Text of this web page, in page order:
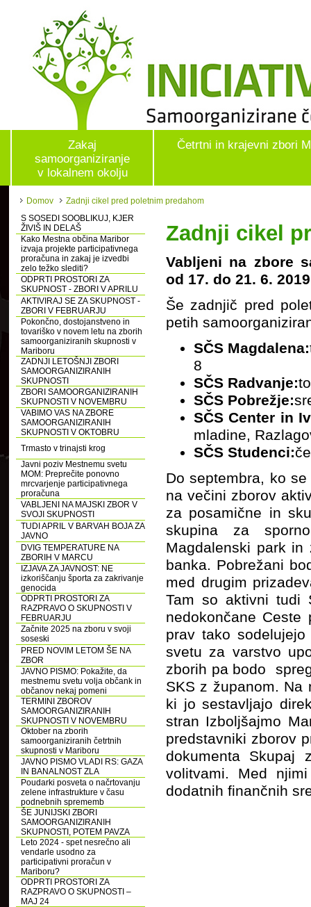
Zakaj
samoorganiziranje
v lokalnem okolju
Četrtni in krajevni zbori
Domov
Zadnji cikel pred poletnim predahom
S SOSEDI SOOBLIKUJ, KJER
ŽIVIŠ IN DELAŠ
Kako Mestna občina Maribor
izvaja projekte participativnega
proračuna in zakaj je izvedbi
zelo težko slediti?
ODPRTI PROSTORI ZA
SKUPNOST - ZBORI V APRILU
AKTIVIRAJ SE ZA SKUPNOST -
ZBORI V FEBRUARJU
Pokončno, dostojanstveno in
tovariško v novem letu na zborih
samoorganiziranih skupnosti v
Mariboru
ZADNJI LETOŠNJI ZBORI
SAMOORGANIZIRANIH
SKUPNOSTI
ZBORI SAMOORGANIZIRANIH
SKUPNOSTI V NOVEMBRU
VABIMO VAS NA ZBORE
SAMOORGANIZIRANIH
SKUPNOSTI V OKTOBRU
Trmasto v trinajsti krog
Javni poziv Mestnemu svetu
MOM: Preprečite ponovno
mrcvarjenje participativnega
proračuna
VABLJENI NA MAJSKI ZBOR V
SVOJI SKUPNOSTI
TUDI APRIL V BARVAH BOJA ZA
JAVNO
DVIG TEMPERATURE NA
ZBORIH V MARCU
IZJAVA ZA JAVNOST: NE
izkoriščanju športa za zakrivanje
genocida
ODPRTI PROSTORI ZA
RAZPRAVO O SKUPNOSTI V
FEBRUARJU
Začnite 2025 na zboru v svoji
soseski
PRED NOVIM LETOM ŠE NA
ZBOR
JAVNO PISMO: Pokažite, da
mestnemu svetu volja občank in
občanov nekaj pomeni
TERMINI ZBOROV
SAMOORGANIZIRANIH
SKUPNOSTI V NOVEMBRU
Oktober na zborih
samoorganiziranih četrtnih
skupnosti v Mariboru
JAVNO PISMO VLADI RS: GAZA
IN BANALNOST ZLA
Poudarki posveta o načrtovanju
zelene infrastrukture v času
podnebnih sprememb
ŠE JUNIJSKI ZBORI
SAMOORGANIZIRANIH
SKUPNOSTI, POTEM PAVZA
Leto 2024 - spet nesrečno ali
vendarle usodno za
participativni proračun v
Mariboru?
ODPRTI PROSTORI ZA
RAZPRAVO O SKUPNOSTI –
MAJ 24
Zadnji cikel
Vabljeni na zbore
od 17. do 21. 6. 2019
Še zadnjič pred
petih
SČS Magdalena:
8
SČS Radvanje:
SČS Pobrežje:
SČS Center in
mladine,
SČS Studenci:
Do septembra, ko
na večini zborov
za posamične in
skupina za
Magdalenski park
banka. Pobrežani
med drugim
Tam so aktivni tudi
nedokončane
prav tako
svetu za varstvo
zborih pa bodo
SKS z županom.
ki jo sestavljajo
stran Izboljšajmo
predstavniki zborov
dokumenta Skupaj
volitvami. Med
dodatnih finančnih